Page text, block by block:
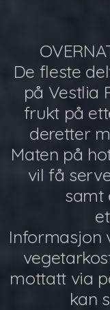
De fleste
på Vestlia
frukt på
deretter
Maten på
vil få
samt
Informasjon
mottatt via
kan